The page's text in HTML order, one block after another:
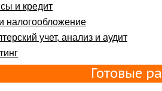
и кредит
налогообложение
учет, анализ и аудит
Готовые